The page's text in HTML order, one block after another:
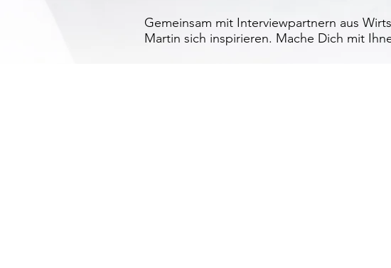
Gemeinsam mit Interviewpartnern aus
Martin sich inspirieren. Mache Dich mit